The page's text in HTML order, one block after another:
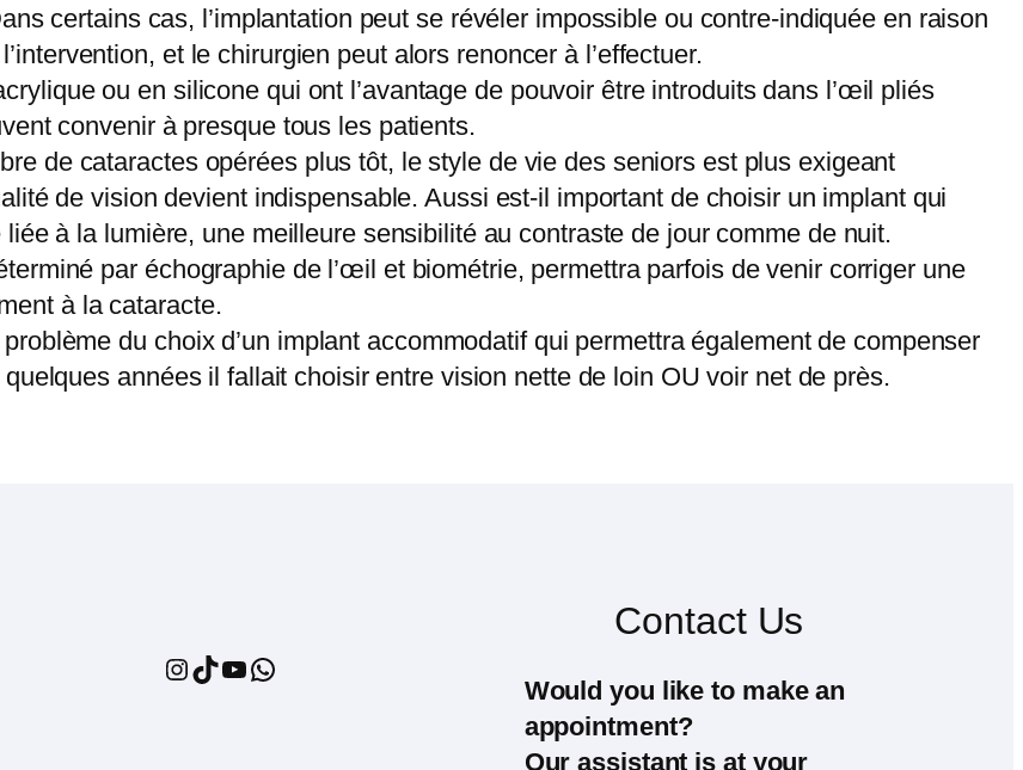
certains cas, l’implantation peut se révéler impossible ou contre-indiquée en raison
et le chirurgien peut alors renoncer à l’effectuer.
ou en silicone qui ont l’avantage de pouvoir être introduits dans l’œil pliés
convenir à presque tous les patients.
de cataractes opérées plus tôt, le style de vie des seniors est plus exigeant
de vision devient indispensable. Aussi est-il important de choisir un implant qui
à la lumière, une meilleure sensibilité au contraste de jour comme de nuit.
par échographie de l’œil et biométrie, permettra parfois de venir corriger une
à la cataracte.
du choix d’un implant accommodatif qui permettra également de compenser
années il fallait choisir entre vision nette de loin OU voir net de près.
Instagram TikTok YouTube WhatsApp
Contact Us
Would you like to make an
appointment?
Our assistant is at your